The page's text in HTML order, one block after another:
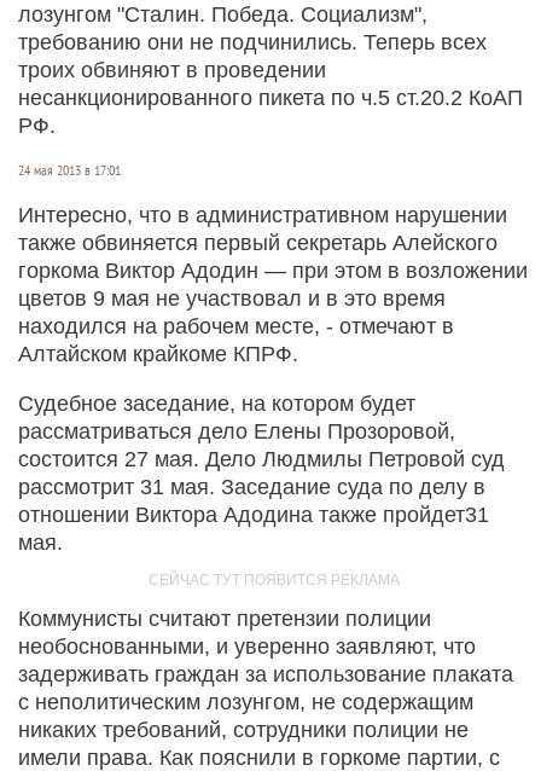
лозунгом "Сталин. Победа. Социализм",
требованию они не подчинились. Теперь всех
троих обвиняют в проведении
несанкционированного пикета по ч.5 ст.20.2 КоАП
РФ.
24 мая 2013 в 17:01
Интересно, что в административном нарушении
также обвиняется первый секретарь Алейского
горкома Виктор Адодин — при этом в возложении
цветов 9 мая не участвовал и в это время
находился на рабочем месте, - отмечают в
Алтайском крайкоме КПРФ.
Судебное заседание, на котором будет
рассматриваться дело Елены Прозоровой,
состоится 27 мая. Дело Людмилы Петровой суд
рассмотрит 31 мая. Заседание суда по делу в
отношении Виктора Адодина также пройдет31
мая.
Коммунисты считают претензии полиции
необоснованными, и уверенно заявляют, что
задерживать граждан за использование плаката
с неполитическим лозунгом, не содержащим
никаких требований, сотрудники полиции не
имели права. Как пояснили в горкоме партии, с